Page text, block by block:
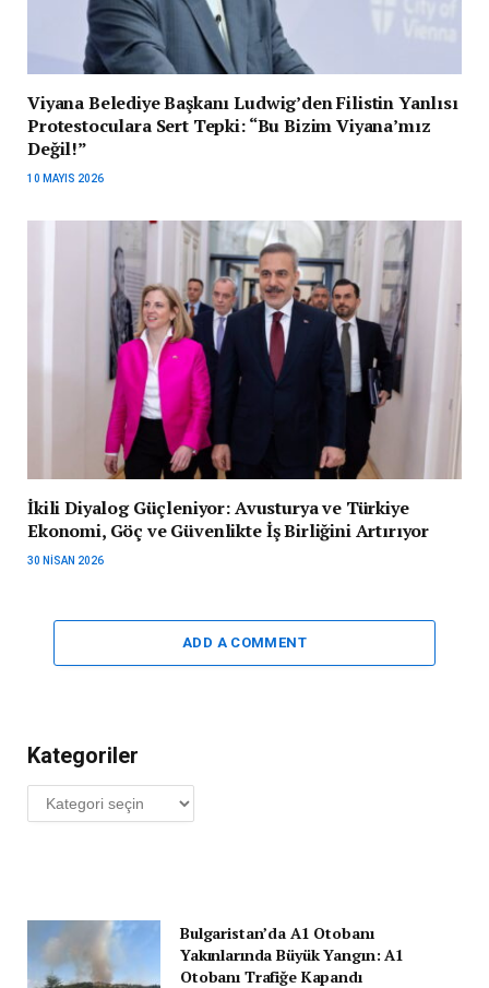
Viyana Belediye Başkanı Ludwig’den Filistin Yanlısı
Protestoculara Sert Tepki: “Bu Bizim Viyana’mız
Değil!”
10 MAYIS 2026
İkili Diyalog Güçleniyor: Avusturya ve Türkiye
Ekonomi, Göç ve Güvenlikte İş Birliğini Artırıyor
30 NISAN 2026
ADD A COMMENT
Kategoriler
Kategoriler
Bulgaristan’da A1 Otobanı
Yakınlarında Büyük Yangın: A1
Otobanı Trafiğe Kapandı